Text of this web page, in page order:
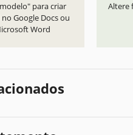
para criar
Google Docs ou
Word
Altere